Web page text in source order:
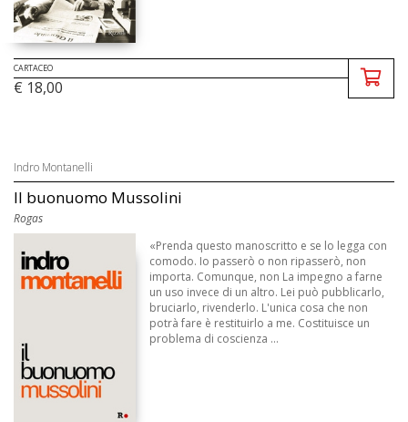
CARTACEO
€ 18,00
Indro Montanelli
Il buonuomo Mussolini
Rogas
«Prenda questo manoscritto e se lo legga con
comodo. Io passerò o non ripasserò, non
importa. Comunque, non La impegno a farne
un uso invece di un altro. Lei può pubblicarlo,
bruciarlo, rivenderlo. L'unica cosa che non
potrà fare è restituirlo a me. Costituisce un
problema di coscienza ...